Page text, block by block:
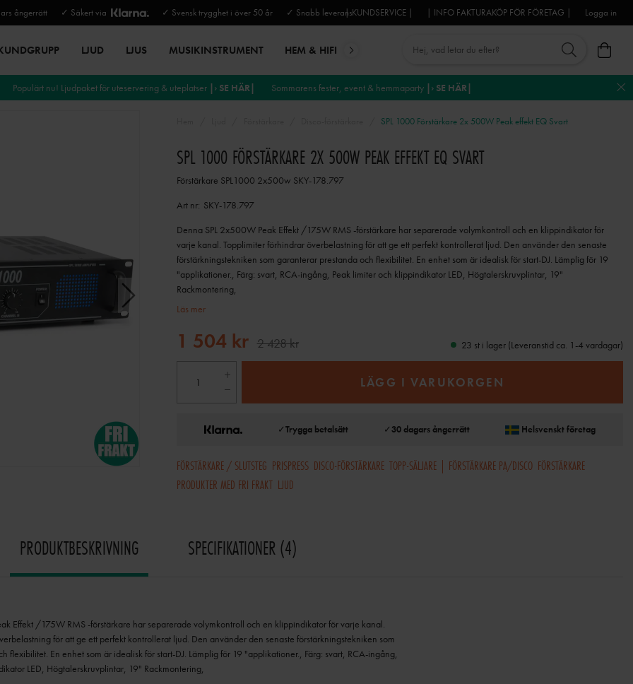
ångerrätt ✓ Säkert via ✓ Svensk trygghet i över 50 år ✓ Snabb leverans| KUNDSERVICE | | INFO FAKTURAKÖP FÖR FÖRETAG | Logga in
LJUD LJUS MUSIKINSTRUMENT HEM & HIFI MIKROFONER DJ-UTRUSTNING TROSS
Populärt nu! Ljudpaket för uteservering & uteplatser |› SE HÄR| Sommarens fester, event & hemmaparty |› SE HÄR|
SPL 1000 Förstärkare 2x 500W Peak effekt EQ Svart
SPL 1000 FÖRSTÄRKARE 2X 500W PEAK EFFEKT EQ SVART
Förstärkare SPL1000 2x500w SKY-178.797
Art nr: SKY-178.797
Denna SPL 2x500W Peak Effekt /175W RMS -förstärkare har separerade volymkontroll och en klippindikator för
varje kanal. Topplimiter förhindrar överbelastning för att ge ett perfekt kontrollerat ljud. Den använder den senaste
förstärkningstekniken som garanterar prestanda och flexibilitet. En enhet som är idealisk för start-DJ. Lämplig för 19
"applikationer., Färg: svart, RCA-ingång, Peak limiter och klippindikator LED, Högtalerskruvplintar, 19"
Rackmontering,
Läs mer
1 504 kr 2 428 kr 23 st i lager (Leveranstid ca. 1-4 vardagar)
LÄGG I VARUKORGEN
✓Trygga betalsätt ✓30 dagars ångerrätt Helsvenskt företag
FÖRSTÄRKARE / SLUTSTEG PRISPRESS DISCO-FÖRSTÄRKARE TOPP-SÄLJARE | FÖRSTÄRKARE PA/DISCO FÖRSTÄRKARE
PRODUKTER MED FRI FRAKT LJUD
PRODUKTBESKRIVNING SPECIFIKATIONER 4
Effekt /175W RMS -förstärkare har separerade volymkontroll och en klippindikator för varje kanal.
för att ge ett perfekt kontrollerat ljud. Den använder den senaste förstärkningstekniken som
flexibilitet. En enhet som är idealisk för start-DJ. Lämplig för 19 "applikationer., Färg: svart, RCA-ingång,
LED, Högtalerskruvplintar, 19" Rackmontering,